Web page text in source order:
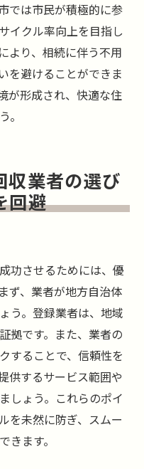
では市民が積極的に参
イクル率向上を目指し
より、相続に伴う不用
を避けることができま
が形成され、快適な住
。
収業者の選び
回避
功させるためには、優
ず、業者が地方自治体
う。登録業者は、地域
拠です。また、業者の
することで、信頼性を
供するサービス範囲や
しょう。これらのポイ
を未然に防ぎ、スムー
きます。